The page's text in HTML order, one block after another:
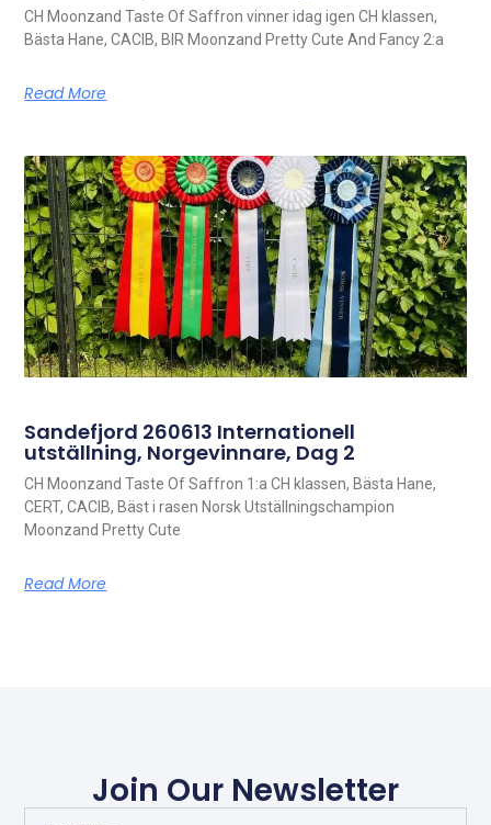
CH Moonzand Taste Of Saffron vinner idag igen CH klassen,
Bästa Hane, CACIB, BIR Moonzand Pretty Cute And Fancy 2:a
Read More
Sandefjord 260613 Internationell
utställning, Norgevinnare, Dag 2
CH Moonzand Taste Of Saffron 1:a CH klassen, Bästa Hane,
CERT, CACIB, Bäst i rasen Norsk Utställningschampion
Moonzand Pretty Cute
Read More
Join Our Newsletter